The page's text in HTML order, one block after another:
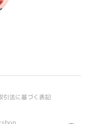
引法に基づく表記